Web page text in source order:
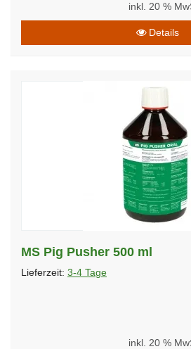
inkl. 20 %
Details
MS Pig Pusher 500 ml
Lieferzeit: 3-4 Tage
inkl. 20 %